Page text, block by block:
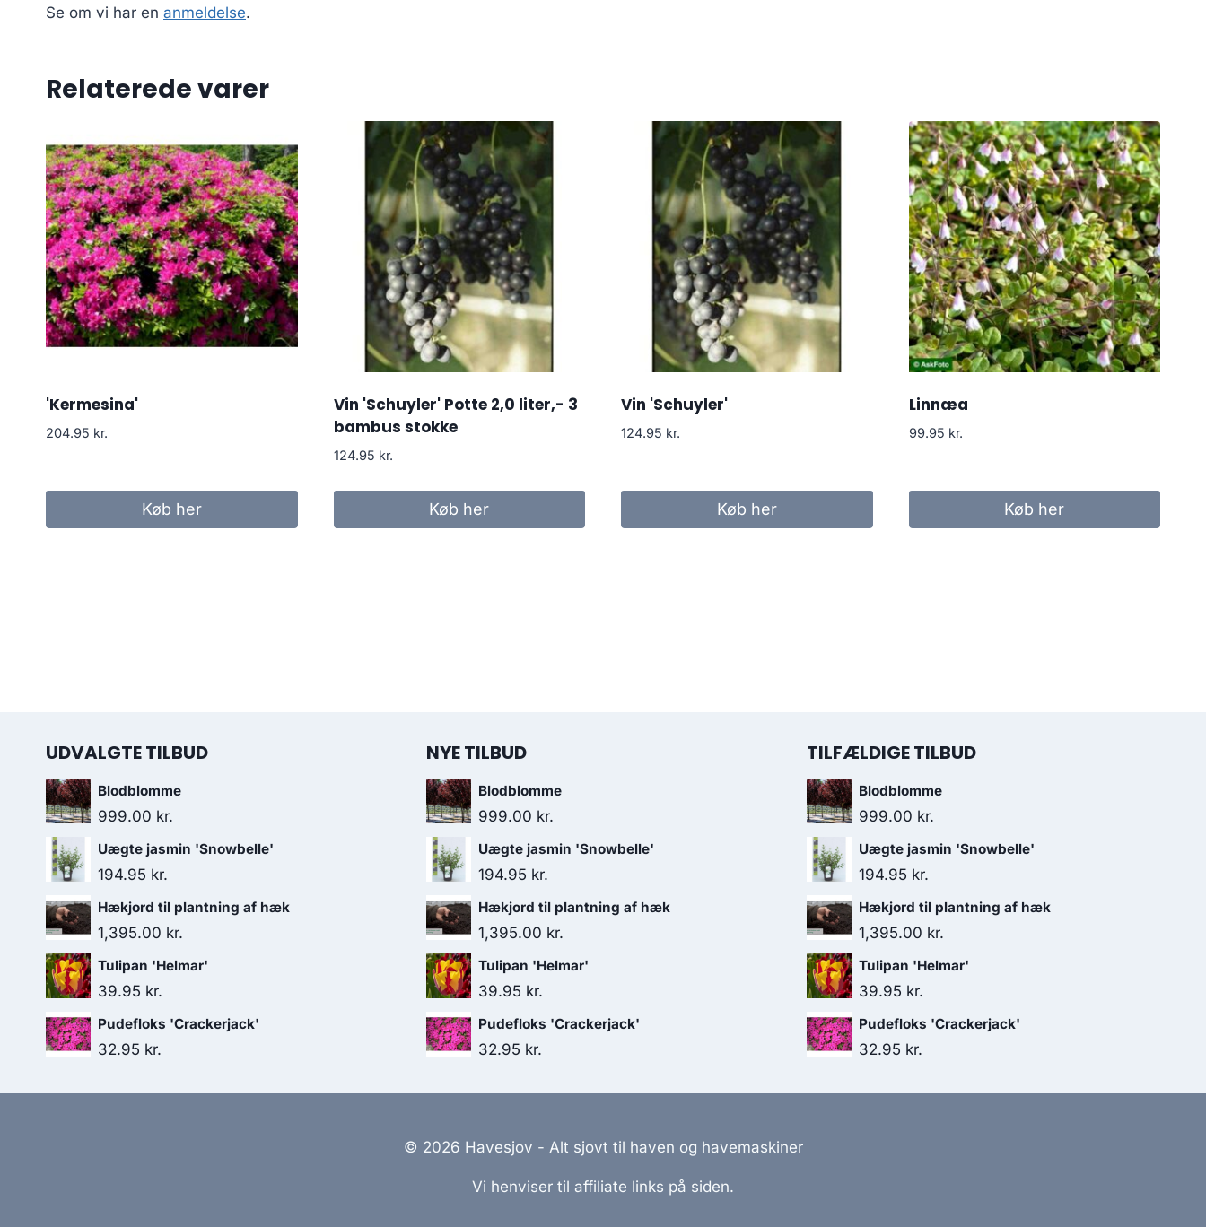
Se om vi har en anmeldelse.
Relaterede varer
'Kermesina'
204.95 kr.
Køb her
Vin 'Schuyler' Potte 2,0 liter,- 3
bambus stokke
124.95 kr.
Køb her
Vin 'Schuyler'
124.95 kr.
Køb her
Linnæa
99.95 kr.
Køb her
UDVALGTE TILBUD
Blodblomme
999.00 kr.
Uægte jasmin 'Snowbelle'
194.95 kr.
Hækjord til plantning af hæk
1,395.00 kr.
Tulipan 'Helmar'
39.95 kr.
Pudefloks 'Crackerjack'
32.95 kr.
NYE TILBUD
Blodblomme
999.00 kr.
Uægte jasmin 'Snowbelle'
194.95 kr.
Hækjord til plantning af hæk
1,395.00 kr.
Tulipan 'Helmar'
39.95 kr.
Pudefloks 'Crackerjack'
32.95 kr.
TILFÆLDIGE TILBUD
Blodblomme
999.00 kr.
Uægte jasmin 'Snowbelle'
194.95 kr.
Hækjord til plantning af hæk
1,395.00 kr.
Tulipan 'Helmar'
39.95 kr.
Pudefloks 'Crackerjack'
32.95 kr.
© 2026 Havesjov - Alt sjovt til haven og havemaskiner
Vi henviser til affiliate links på siden.